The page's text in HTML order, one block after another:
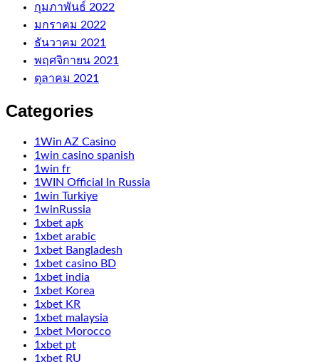
กุมภาพันธ์ 2022
มกราคม 2022
ธันวาคม 2021
พฤศจิกายน 2021
ตุลาคม 2021
Categories
1Win AZ Casino
1win casino spanish
1win fr
1WIN Official In Russia
1win Turkiye
1winRussia
1xbet apk
1xbet arabic
1xbet Bangladesh
1xbet casino BD
1xbet india
1xbet Korea
1xbet KR
1xbet malaysia
1xbet Morocco
1xbet pt
1xbet RU